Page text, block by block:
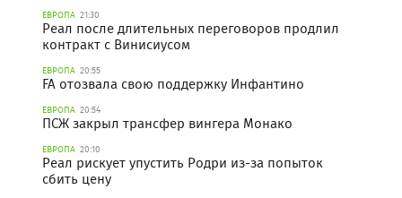
ЕВРОПА 21:30
Реал после длительных переговоров продлил
контракт с Винисиусом
ЕВРОПА 20:55
FA отозвала свою поддержку Инфантино
ЕВРОПА 20:54
ПСЖ закрыл трансфер вингера Монако
ЕВРОПА 20:10
Реал рискует упустить Родри из-за попыток
сбить цену